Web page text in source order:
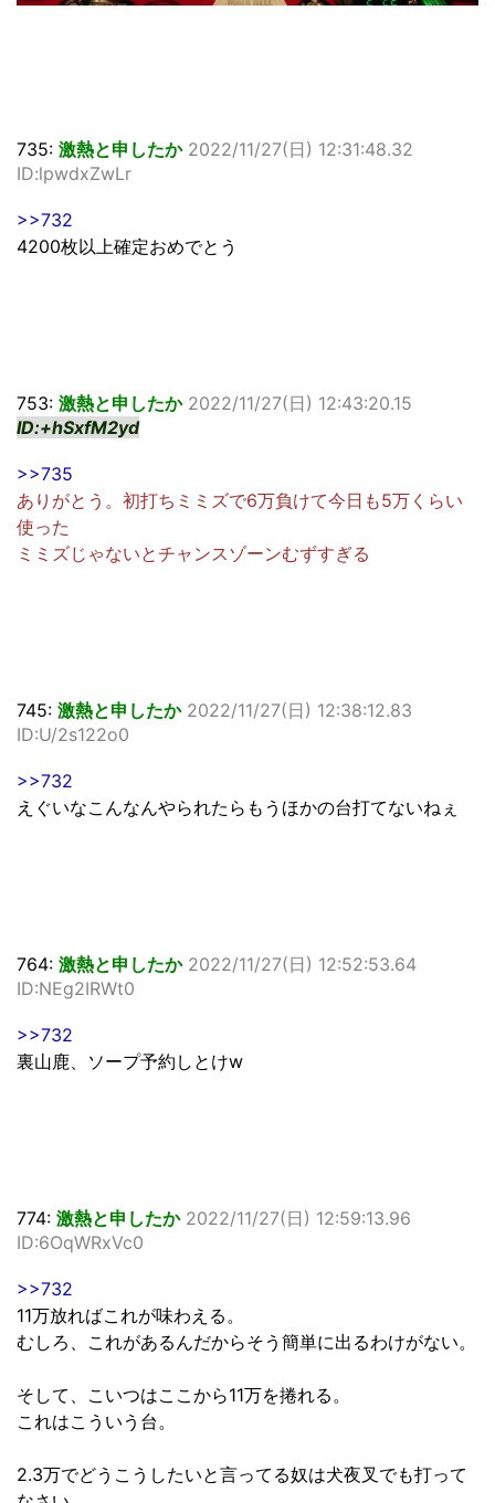
735: 激熱と申したか 2022/11/27(日) 12:31:48.32
ID:lpwdxZwLr
>>732
4200枚以上確定おめでとう
753: 激熱と申したか 2022/11/27(日) 12:43:20.15
ID:+hSxfM2yd
>>735
ありがとう。初打ちミミズで6万負けて今日も5万くらい
使った
ミミズじゃないとチャンスゾーンむずすぎる
745: 激熱と申したか 2022/11/27(日) 12:38:12.83
ID:U/2s122o0
>>732
えぐいなこんなんやられたらもうほかの台打てないねぇ
764: 激熱と申したか 2022/11/27(日) 12:52:53.64
ID:NEg2IRWt0
>>732
裏山鹿、ソープ予約しとけw
774: 激熱と申したか 2022/11/27(日) 12:59:13.96
ID:6OqWRxVc0
>>732
11万放ればこれが味わえる。
むしろ、これがあるんだからそう簡単に出るわけがない。
そして、こいつはここから11万を捲れる。
これはこういう台。
2.3万でどうこうしたいと言ってる奴は犬夜叉でも打って